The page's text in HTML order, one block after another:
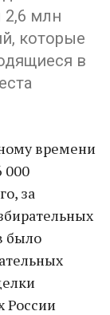
2,6 млн
которые
в
времени
000
за
было
России